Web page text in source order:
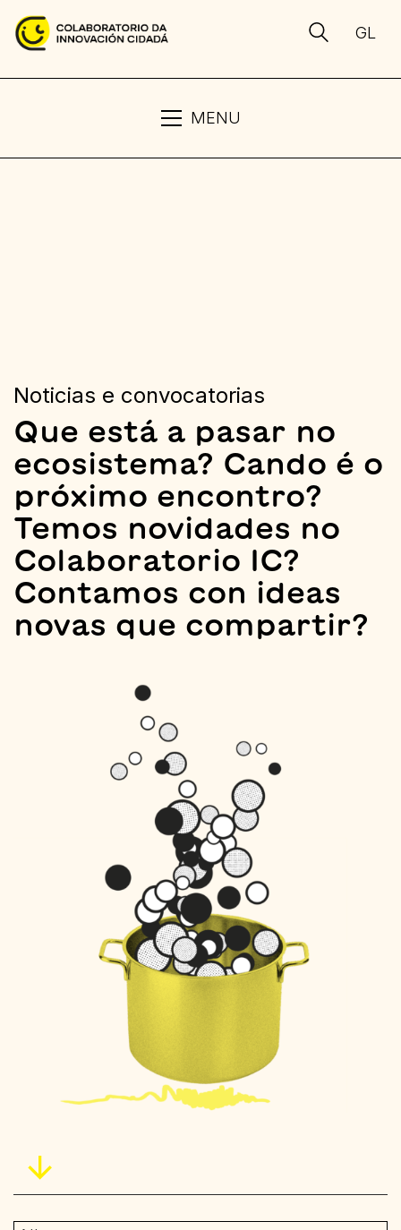
GL
MENU
Noticias e convocatorias
Que está a pasar no
ecosistema? Cando é o
próximo encontro?
Temos novidades no
Colaboratorio IC?
Contamos con ideas
novas que compartir?